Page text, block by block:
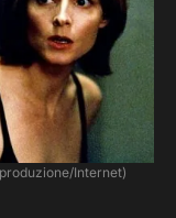
Internet)